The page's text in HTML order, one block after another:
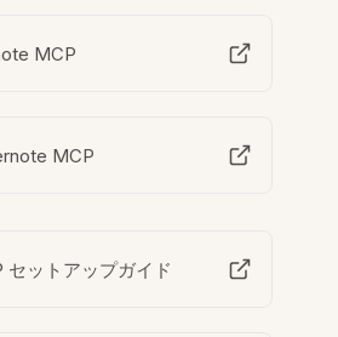
MCP
MCP
ットアップガイド